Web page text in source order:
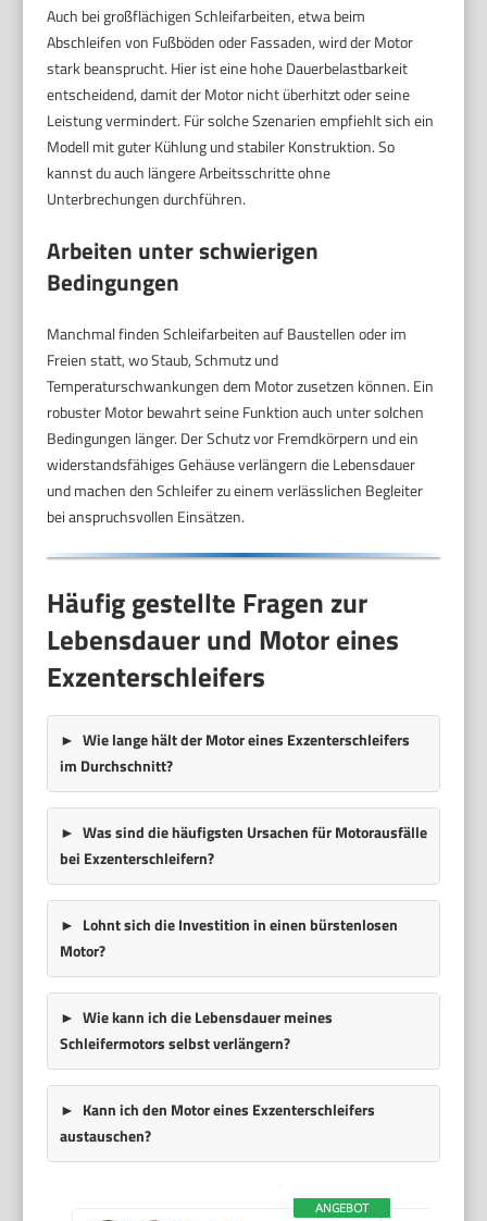
Auch bei großflächigen Schleifarbeiten, etwa beim
Abschleifen von Fußböden oder Fassaden, wird der Motor
stark beansprucht. Hier ist eine hohe Dauerbelastbarkeit
entscheidend, damit der Motor nicht überhitzt oder seine
Leistung vermindert. Für solche Szenarien empfiehlt sich ein
Modell mit guter Kühlung und stabiler Konstruktion. So
kannst du auch längere Arbeitsschritte ohne
Unterbrechungen durchführen.
Arbeiten unter schwierigen
Bedingungen
Manchmal finden Schleifarbeiten auf Baustellen oder im
Freien statt, wo Staub, Schmutz und
Temperaturschwankungen dem Motor zusetzen können. Ein
robuster Motor bewahrt seine Funktion auch unter solchen
Bedingungen länger. Der Schutz vor Fremdkörpern und ein
widerstandsfähiges Gehäuse verlängern die Lebensdauer
und machen den Schleifer zu einem verlässlichen Begleiter
bei anspruchsvollen Einsätzen.
Häufig gestellte Fragen zur
Lebensdauer und Motor eines
Exzenterschleifers
Wie lange hält der Motor eines Exzenterschleifers
im Durchschnitt?
Was sind die häufigsten Ursachen für Motorausfälle
bei Exzenterschleifern?
Lohnt sich die Investition in einen bürstenlosen
Motor?
Wie kann ich die Lebensdauer meines
Schleifermotors selbst verlängern?
Kann ich den Motor eines Exzenterschleifers
austauschen?
ANGEBOT